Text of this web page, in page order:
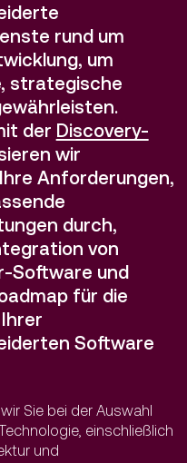
rund um
um
strategische
der Discovery-
wir
Anforderungen,
durch,
von
Software und
für die
Software
Sie bei der Auswahl
einschließlich
und